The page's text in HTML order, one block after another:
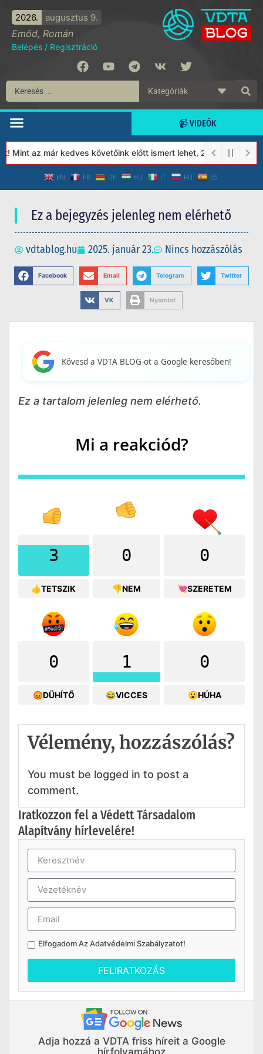
2026. augusztus 9.
Emőd, Román
Belépés / Regisztráció
📹 VIDEÓK
az már kedves követőink előtt ismert lehet, 2023-tól a
EN FR DE HU IT RU ES
Ez a bejegyzés jelenleg nem elérhető
vdtablog.hu 2025. január 23. Nincs hozzászólás
Facebook Email Telegram Twitter
VK Nyomtat
Kövesd a VDTA BLOG-ot a Google keresőben!
Ez a tartalom jelenleg nem elérhető.
Mi a reakciód?
3
👍TETSZIK
0
👎NEM
0
💘SZERETEM
0
😡DÜHÍTŐ
1
😂VICCES
0
😮HÚHA
Vélemény, hozzászólás?
You must be logged in to post a
comment.
Iratkozzon fel a Védett Társadalom
Alapítvány hírlevelére!
Elfogadom AzAdatvédelmi Szabályzatot!
FELIRATKOZÁS
Adja hozzá a VDTA friss híreit a Google
hírfolyamához